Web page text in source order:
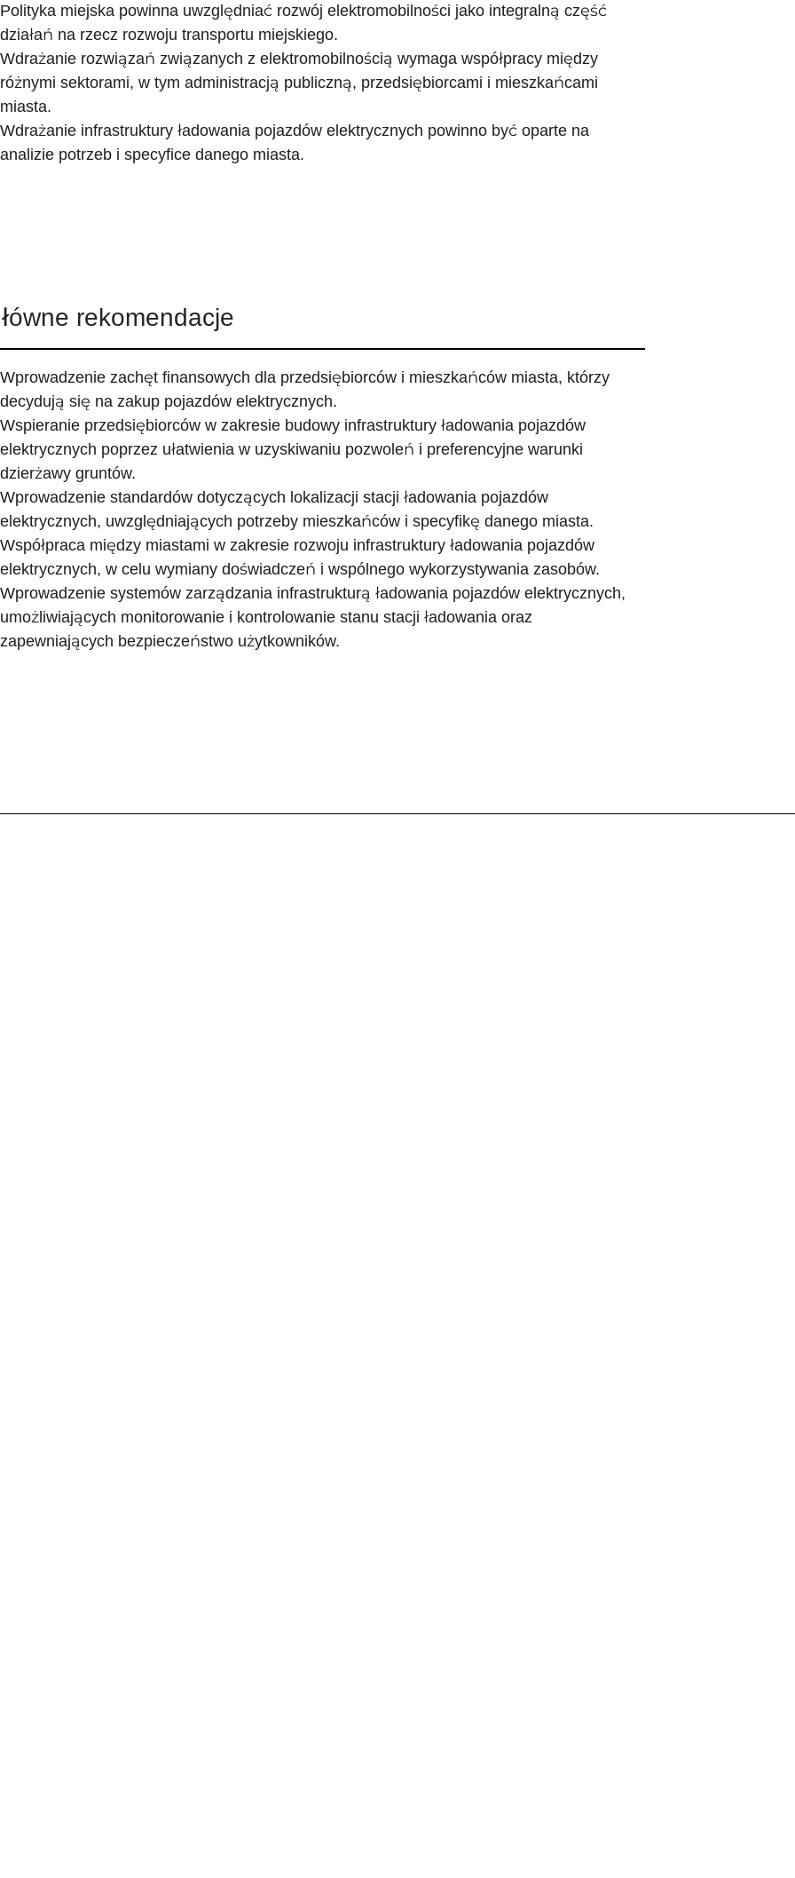
Polityka miejska powinna uwzględniać rozwój elektromobilności jako integralną część
działań na rzecz rozwoju transportu miejskiego.
Wdrażanie rozwiązań związanych z elektromobilnością wymaga współpracy między
różnymi sektorami, w tym administracją publiczną, przedsiębiorcami i mieszkańcami
miasta.
Wdrażanie infrastruktury ładowania pojazdów elektrycznych powinno być oparte na
analizie potrzeb i specyfice danego miasta.
rekomendacje
Wprowadzenie zachęt finansowych dla przedsiębiorców i mieszkańców miasta, którzy
decydują się na zakup pojazdów elektrycznych.
Wspieranie przedsiębiorców w zakresie budowy infrastruktury ładowania pojazdów
elektrycznych poprzez ułatwienia w uzyskiwaniu pozwoleń i preferencyjne warunki
dzierżawy gruntów.
Wprowadzenie standardów dotyczących lokalizacji stacji ładowania pojazdów
elektrycznych, uwzględniających potrzeby mieszkańców i specyfikę danego miasta.
Współpraca między miastami w zakresie rozwoju infrastruktury ładowania pojazdów
elektrycznych, w celu wymiany doświadczeń i wspólnego wykorzystywania zasobów.
Wprowadzenie systemów zarządzania infrastrukturą ładowania pojazdów elektrycznych,
umożliwiających monitorowanie i kontrolowanie stanu stacji ładowania oraz
zapewniających bezpieczeństwo użytkowników.